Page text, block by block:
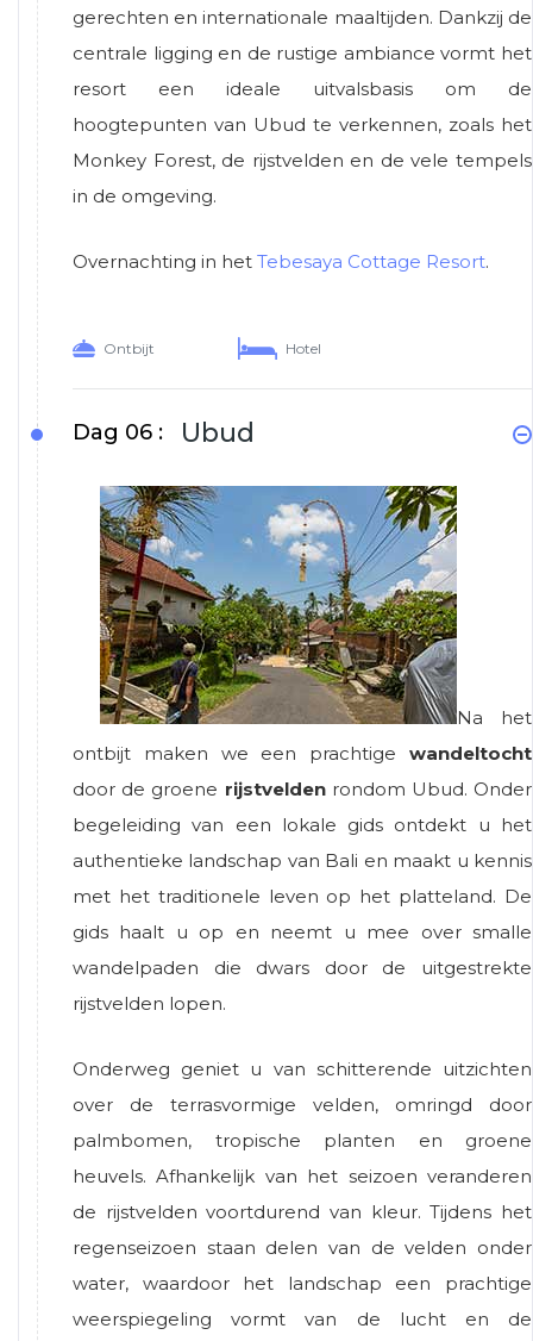
gerechten en internationale maaltijden. Dankzij de
centrale ligging en de rustige ambiance vormt het
resort een ideale uitvalsbasis om de
hoogtepunten van Ubud te verkennen, zoals het
Monkey Forest, de rijstvelden en de vele tempels
in de omgeving.
Overnachting in het Tebesaya Cottage Resort.
Ontbijt Hotel
Dag 06 : Ubud
Na het
ontbijt maken we een prachtige wandeltocht
door de groene rijstveldenrondom Ubud. Onder
begeleiding van een lokale gids ontdekt u het
authentieke landschap van Bali en maakt u kennis
met het traditionele leven op het platteland. De
gids haalt u op en neemt u mee over smalle
wandelpaden die dwars door de uitgestrekte
rijstvelden lopen.
Onderweg geniet u van schitterende uitzichten
over de terrasvormige velden, omringd door
palmbomen, tropische planten en groene
heuvels. Afhankelijk van het seizoen veranderen
de rijstvelden voortdurend van kleur. Tijdens het
regenseizoen staan delen van de velden onder
water, waardoor het landschap een prachtige
weerspiegeling vormt van de lucht en de